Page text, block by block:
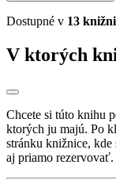
Dostupné v 13
V ktorých
Chcete si túto knihu
ktorých ju majú. Po
stránku knižnice,
aj priamo rezervovať.